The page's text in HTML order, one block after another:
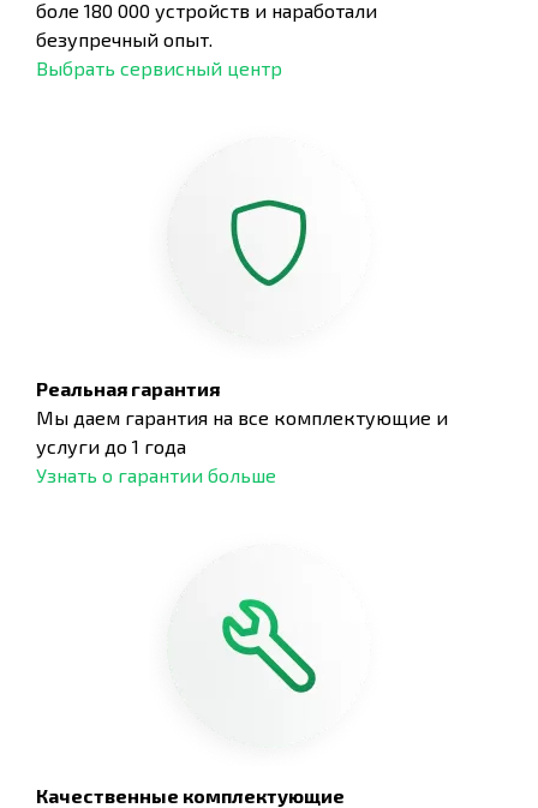
боле 180 000 устройств и наработали
безупречный опыт.
Выбрать сервисный центр
Реальная гарантия
Мы даем гарантия на все комплектующие и
услуги до 1 года
Узнать о гарантии больше
Качественные комплектующие